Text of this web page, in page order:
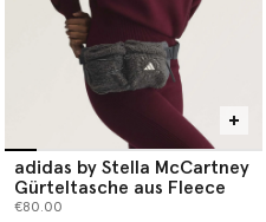
adidas by Stella McCartney
Gürteltasche aus Fleece
€80.00